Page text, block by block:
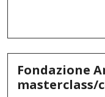
Fondazione
masterclass/